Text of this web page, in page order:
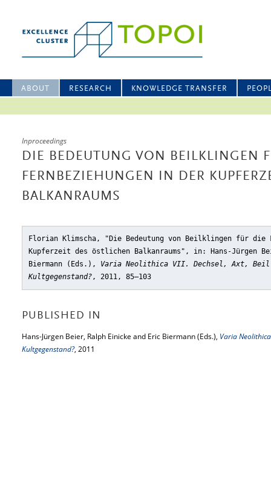
ABOUT RESEARCH KNOWLEDGE TRANSFER
Inproceedings
DIE BEDEUTUNG VON BEILKLINGEN
FERNBEZIEHUNGEN IN DER
BALKANRAUMS
Florian Klimscha, "Die Bedeutung von Beilklingen für die
Kupferzeit des östlichen Balkanraums" , in: Hans-Jürgen
Biermann (Eds.), Varia Neolithica VII. Dechsel, Axt, Beil
Kultgegenstand?, 2011, 85–103
PUBLISHED IN
Hans-Jürgen Beier, Ralph Einicke and Eric Biermann (Eds.), Varia
Kultgegenstand?, 2011